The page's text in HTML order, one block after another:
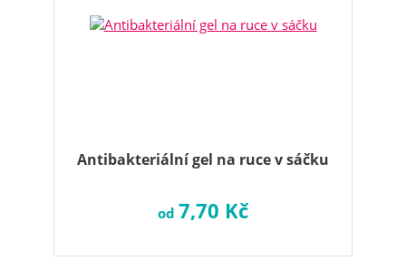
Antibakteriální gel na ruce v sáčku
od 7,70 Kč